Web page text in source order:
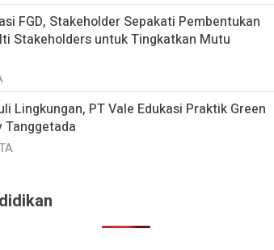
FGD, Stakeholder Sepakati Pembentukan
Stakeholders untuk Tingkatkan Mutu
Lingkungan, PT Vale Edukasi Praktik Green
Tanggetada